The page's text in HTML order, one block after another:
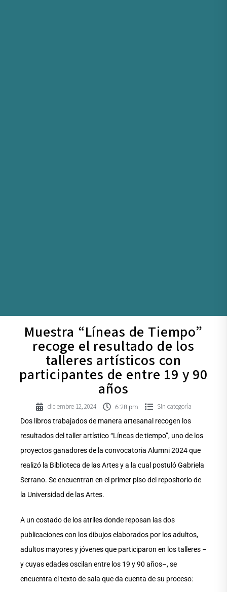
Muestra “Líneas de Tiempo”
recoge el resultado de los
talleres artísticos con
participantes de entre 19 y 90
años
diciembre 12, 2024 6:28 pm Sin categoría
Dos libros trabajados de manera artesanal recogen los
resultados del taller artístico “Líneas de tiempo”, uno de los
proyectos ganadores de la convocatoria Alumni 2024 que
realizó la Biblioteca de las Artes y a la cual postuló Gabriela
Serrano. Se encuentran en el primer piso del repositorio de
la Universidad de las Artes.
A un costado de los atriles donde reposan las dos
publicaciones con los dibujos elaborados por los adultos,
adultos mayores y jóvenes que participaron en los talleres –
y cuyas edades oscilan entre los 19 y 90 años–, se
encuentra el texto de sala que da cuenta de su proceso: